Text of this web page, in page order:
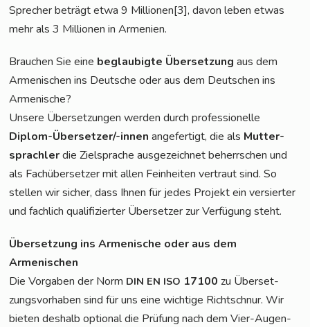
Spre­cher beträgt etwa 9 Millionen[3], davon leben etwas
mehr als 3 Mil­lio­nen in Armenien.
Brau­chen Sie eine beglau­big­te Über­set­zung aus dem
Arme­ni­schen ins Deut­sche oder aus dem Deut­schen ins
Armenische?
Unse­re Über­set­zun­gen wer­den durch pro­fes­sio­nel­le
Diplom-Über­set­zer/-innen ange­fer­tigt, die als Mut­ter­
sprach­lerdie Ziel­spra­che aus­ge­zeich­net beherr­schen und
als Fach­über­set­zer mit allen Fein­hei­ten ver­traut sind. So
stel­len wir sicher, dass Ihnen für jedes Pro­jekt ein ver­sier­ter
und fach­lich qua­li­fi­zier­ter Über­set­zer zur Ver­fü­gung steht.
Über­set­zung ins Arme­ni­sche oder aus dem
Armenischen
Die Vor­ga­ben der Norm DIN EN ISO 17100 zu Über­set­
zungs­vor­ha­ben sind für uns eine wich­ti­ge Richt­schnur. Wir
bie­ten des­halb optio­nal die Prü­fung nach dem Vier-Augen-